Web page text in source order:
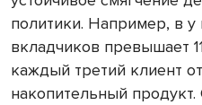
политики. Например, в у
вкладчиков превышает
каждый третий клиент
накопительный